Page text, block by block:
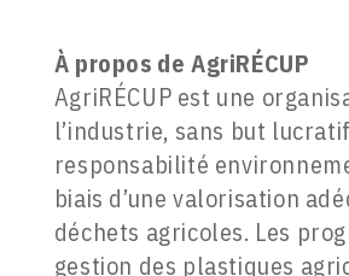
À propos de AgriRÉCUP
AgriRÉCUP est une
l’industrie, sans but
responsabilité
biais d’une valorisation
déchets agricoles. Les
gestion des plastiques